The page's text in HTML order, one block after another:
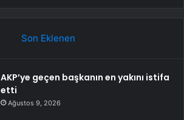
Son Eklenen
AKP’ye geçen başkanın en yakını istifa
etti
Ağustos 9, 2026